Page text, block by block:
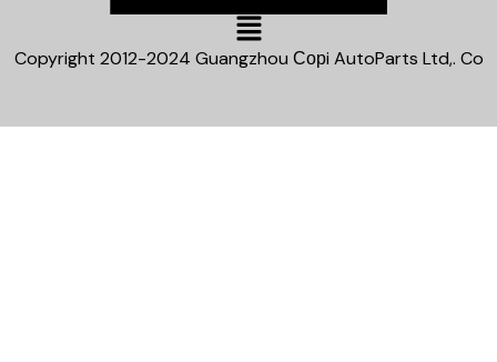
Main
Menu
Copyright 2012-2024 Guangzhou Сорi AutoParts Ltd,. Co